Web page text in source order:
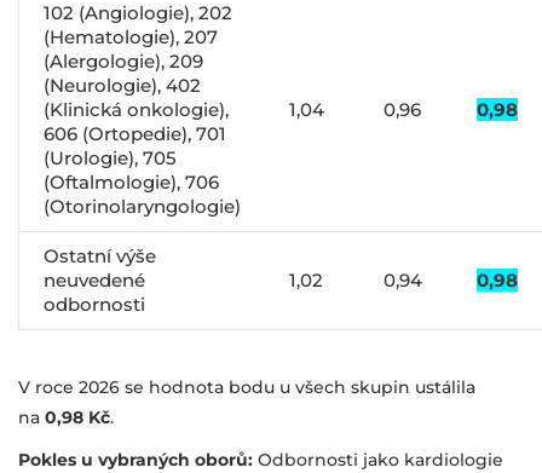
102 (Angiologie), 202
(Hematologie), 207
(Alergologie), 209
(Neurologie), 402
(Klinická onkologie),
606 (Ortopedie), 701
(Urologie), 705
(Oftalmologie), 706
(Otorinolaryngologie)
1,04 0,96 0,98
Ostatní výše
neuvedené
odbornosti
1,02 0,94 0,98
V roce 2026 se hodnota bodu u všech skupin ustálila
na 0,98 Kč.
Pokles u vybraných oborů: Odbornosti jako kardiologie